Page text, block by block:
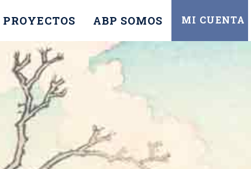
MI CUENTA
PROYECTOS ABP SOMOS